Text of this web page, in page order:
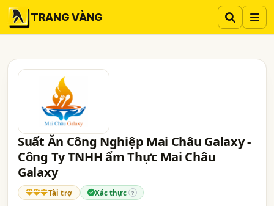
TRANG VÀNG
Suất Ăn Công Nghiệp Mai Châu Galaxy -
Công Ty TNHH ẩm Thực Mai Châu
Galaxy
Tài trợ Xác thực ?